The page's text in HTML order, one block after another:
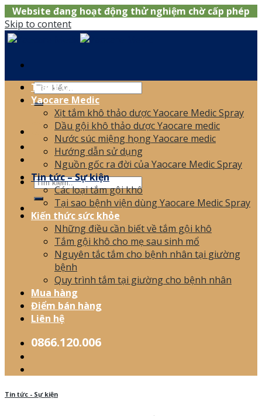
Website đang hoạt động thử nghiệm chờ cấp phép
Skip to content
0866.120.006
Trang chủ
Yaocare Medic
Xịt tắm khô thảo dược Yaocare Medic Spray
Dầu gội khô thảo dược Yaocare medic
Nước súc miệng họng Yaocare medic
Hướng dẫn sử dụng
Nguồn gốc ra đời của Yaocare Medic Spray
Tin tức – Sự kiện
Các loại tắm gội khô
Tại sao bệnh viện dùng Yaocare Medic Spray
Kiến thức sức khỏe
Những điều cần biết về tắm gội khô
Tắm gội khô cho mẹ sau sinh mổ
Nguyên tắc tắm cho bệnh nhân tại giường
bệnh
Quy trình tắm tại giường cho bệnh nhân
Mua hàng
Điểm bán hàng
Liên hệ
0866.120.006
Tin tức - Sự kiện